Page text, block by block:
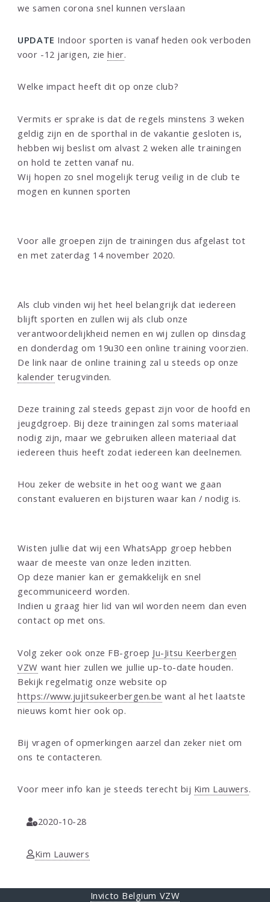
we samen corona snel kunnen verslaan
UPDATE Indoor sporten is vanaf heden ook verboden
voor -12 jarigen, ziehier.
Welke impact heeft dit op onze club?
Vermits er sprake is dat de regels minstens 3 weken
geldig zijn en de sporthal in de vakantie gesloten is,
hebben wij beslist om alvast 2 weken alle trainingen
on hold te zetten vanaf nu.
Wij hopen zo snel mogelijk terug veilig in de club te
mogen en kunnen sporten
Voor alle groepen zijn de trainingen dus afgelast tot
en met zaterdag 14 november 2020.
Als club vinden wij het heel belangrijk dat iedereen
blijft sporten en zullen wij als club onze
verantwoordelijkheid nemen en wij zullen op dinsdag
en donderdag om 19u30 een online training voorzien.
De link naar de online training zal u steeds op onze
kalender terugvinden.
Deze training zal steeds gepast zijn voor de hoofd en
jeugdgroep. Bij deze trainingen zal soms materiaal
nodig zijn, maar we gebruiken alleen materiaal dat
iedereen thuis heeft zodat iedereen kan deelnemen.
Hou zeker de website in het oog want we gaan
constant evalueren en bijsturen waar kan / nodig is.
Wisten jullie dat wij een WhatsApp groep hebben
waar de meeste van onze leden inzitten.
Op deze manier kan er gemakkelijk en snel
gecommuniceerd worden.
Indien u graag hier lid van wil worden neem dan even
contact op met ons.
Volg zeker ook onze FB-groep Ju-Jitsu Keerbergen
VZW want hier zullen we jullie up-to-date houden.
Bekijk regelmatig onze website op
https://www.jujitsukeerbergen.be want al het laatste
nieuws komt hier ook op.
Bij vragen of opmerkingen aarzel dan zeker niet om
ons te contacteren.
Voor meer info kan je steeds terecht bij Kim Lauwers.
2020-10-28
Kim Lauwers
Invicto Belgium VZW